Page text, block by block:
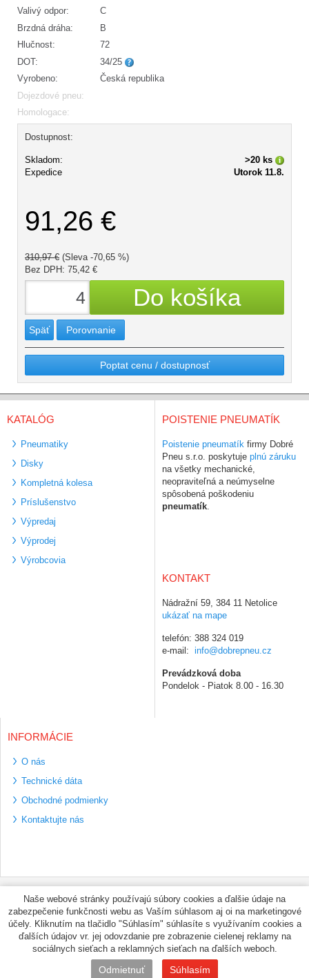
Valivý odpor:
C
Brzdná dráha:
B
Hlučnost:
72
DOT:
34/25
Vyrobeno:
Česká republika
Dojezdové pneu:
Homologace:
Dostupnost:
Skladom:
>20 ks
Expedice
Utorok 11.8.
91,26 €
310,97 € (Sleva -70,65 %)
Bez DPH: 75,42 €
Späť Porovnanie
Poptat cenu / dostupnosť
KATALÓG
Pneumatiky
Disky
Kompletná kolesa
Príslušenstvo
Výpredaj
Výprodej
Výrobcovia
POISTENIE PNEUMATÍK
Poistenie pneumatík firmy Dobré
Pneu s.r.o. poskytuje plnú záruku
na všetky mechanické,
neopraviteľná a neúmyselne
spôsobená poškodeniu
pneumatík
KONTAKT
Nádražní 59, 384 11 Netolice
ukázať na mape
telefón: 388 324 019
e-mail: info@dobrepneu.cz
Prevádzková doba
Pondelok - Piatok 8.00 - 16.30
INFORMÁCIE
O nás
Technické dáta
Obchodné podmienky
Kontaktujte nás
Bezpečné platební
metody
Využíváme zasílání
PPL
© PNEUMAX.SK 2026 by
Naše webové stránky používajú súbory cookies a ďalšie údaje na
zabezpečenie funkčnosti webu as Vaším súhlasom aj oi na marketingové
účely. Kliknutím na tlačidlo "Súhlasím" súhlasíte s využívaním cookies a
ďalších údajov vr. jej odovzdanie pre zobrazenie cielenej reklamy na
sociálnych sieťach a reklamných sieťach na ďalších weboch.
Odmietnuť Súhlasím